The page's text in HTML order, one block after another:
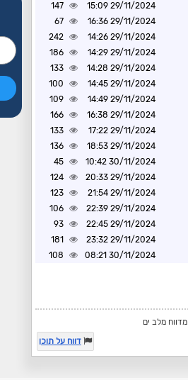
29/11/2024 15:09
147
29/11/2024 16:36
67
29/11/2024 14:26
242
29/11/2024 14:29
186
29/11/2024 14:28
133
29/11/2024 14:45
100
29/11/2024 14:49
109
29/11/2024 16:38
166
29/11/2024 17:22
133
29/11/2024 18:53
136
30/11/2024 10:42
45
29/11/2024 20:33
124
29/11/2024 21:54
123
29/11/2024 22:39
106
29/11/2024 22:45
93
29/11/2024 23:32
181
30/11/2024 08:21
108
מדווח מלב ים
דווח על תוכן